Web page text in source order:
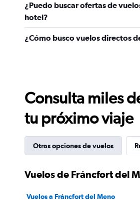
¿Puedo buscar ofertas de
hotel?
¿Cómo busco vuelos directos
Consulta miles
tu próximo viaje
Otras opciones de vuelos
Vuelos de Fráncfort del
Vuelos a Fráncfort del Meno